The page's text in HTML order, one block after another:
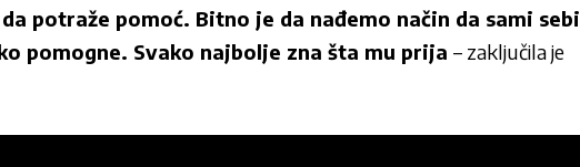
potraže pomoć. Bitno je da nađemo način da sami sebi
pomogne. Svako najbolje zna šta mu prija – zaključila je